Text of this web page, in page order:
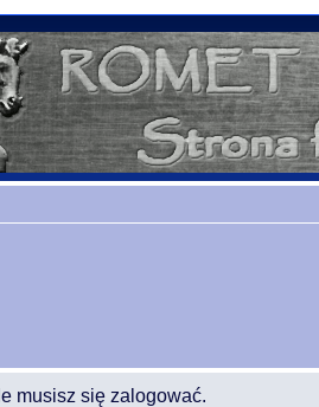
musisz się zalogować.